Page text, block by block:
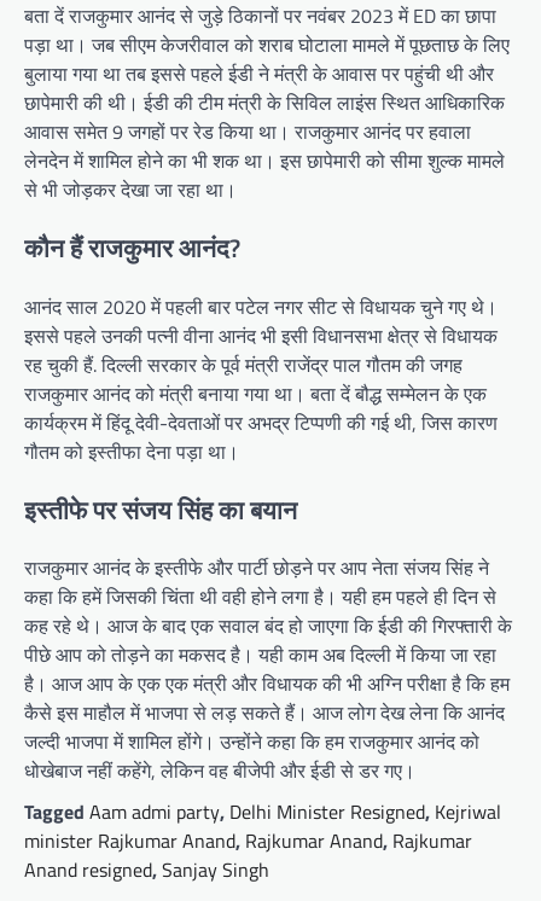
बता दें राजकुमार आनंद से जुड़े ठिकानों पर नवंबर 2023 में ED का छापा
पड़ा था। जब सीएम केजरीवाल को शराब घोटाला मामले में पूछताछ के लिए
बुलाया गया था तब इससे पहले ईडी ने मंत्री के आवास पर पहुंची थी और
छापेमारी की थी। ईडी की टीम मंत्री के सिविल लाइंस स्थित आधिकारिक
आवास समेत 9 जगहों पर रेड किया था। राजकुमार आनंद पर हवाला
लेनदेन में शामिल होने का भी शक था। इस छापेमारी को सीमा शुल्क मामले
से भी जोड़कर देखा जा रहा था।
कौन हैं राजकुमार आनंद?
आनंद साल 2020 में पहली बार पटेल नगर सीट से विधायक चुने गए थे।
इससे पहले उनकी पत्नी वीना आनंद भी इसी विधानसभा क्षेत्र से विधायक
रह चुकी हैं. दिल्ली सरकार के पूर्व मंत्री राजेंद्र पाल गौतम की जगह
राजकुमार आनंद को मंत्री बनाया गया था। बता दें बौद्ध सम्मेलन के एक
कार्यक्रम में हिंदू देवी-देवताओं पर अभद्र टिप्पणी की गई थी, जिस कारण
गौतम को इस्तीफा देना पड़ा था।
इस्तीफे पर संजय सिंह का बयान
राजकुमार आनंद के इस्तीफे और पार्टी छोड़ने पर आप नेता संजय सिंह ने
कहा कि हमें जिसकी चिंता थी वही होने लगा है। यही हम पहले ही दिन से
कह रहे थे। आज के बाद एक सवाल बंद हो जाएगा कि ईडी की गिरफ्तारी के
पीछे आप को तोड़ने का मकसद है। यही काम अब दिल्ली में किया जा रहा
है। आज आप के एक एक मंत्री और विधायक की भी अग्नि परीक्षा है कि हम
कैसे इस माहौल में भाजपा से लड़ सकते हैं। आज लोग देख लेना कि आनंद
जल्दी भाजपा में शामिल होंगे। उन्होंने कहा कि हम राजकुमार आनंद को
धोखेबाज नहीं कहेंगे, लेकिन वह बीजेपी और ईडी से डर गए।
Tagged Aam admi party, Delhi Minister Resigned, Kejriwal
minister Rajkumar Anand, Rajkumar Anand, Rajkumar
Anand resigned,Sanjay Singh